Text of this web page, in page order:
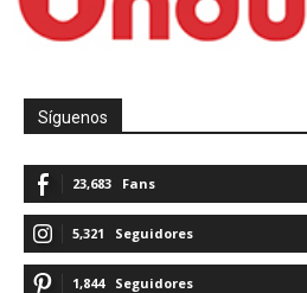
Síguenos
23,683 Fans
5,321 Seguidores
1,844 Seguidores